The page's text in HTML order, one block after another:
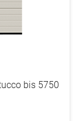
bis 5750